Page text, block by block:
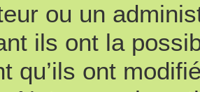
ou un
ils ont la
qu’ils ont